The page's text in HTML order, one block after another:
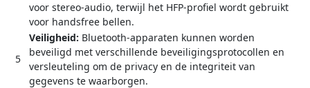
voor stereo-audio, terwijl het HFP-profiel wordt gebruikt
voor handsfree bellen.
5
Veiligheid: Bluetooth-apparaten kunnen worden
beveiligd met verschillende beveiligingsprotocollen en
versleuteling om de privacy en de integriteit van
gegevens te waarborgen.